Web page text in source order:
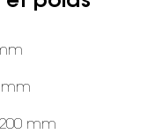
mm
200 mm